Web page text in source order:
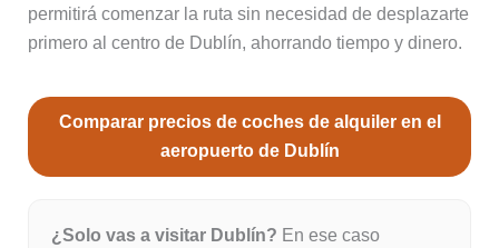
permitirá comenzar la ruta sin necesidad de desplazarte
primero al centro de Dublín, ahorrando tiempo y dinero.
Comparar precios de coches de alquiler en el
aeropuerto de Dublín
¿Solo vas a visitar Dublín? En ese caso